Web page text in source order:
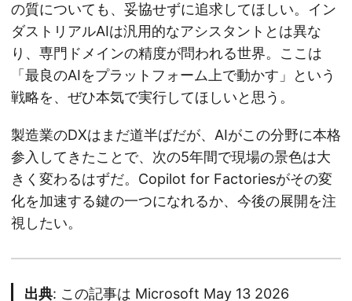
の質についても、妥協せずに追求してほしい。イン
ダストリアルAIは汎用的なアシスタントとは異な
り、専門ドメインの精度が問われる世界。ここは
「最良のAIをプラットフォーム上で動かす」という
戦略を、ぜひ本気で実行してほしいと思う。
製造業のDXはまだ道半ばだが、AIがこの分野に本格
参入してきたことで、次の5年間で現場の景色は大
きく変わるはずだ。Copilot for Factoriesがその変
化を加速する鍵の一つになれるか、今後の展開を注
視したい。
出典: この記事は Microsoft May 13 2026